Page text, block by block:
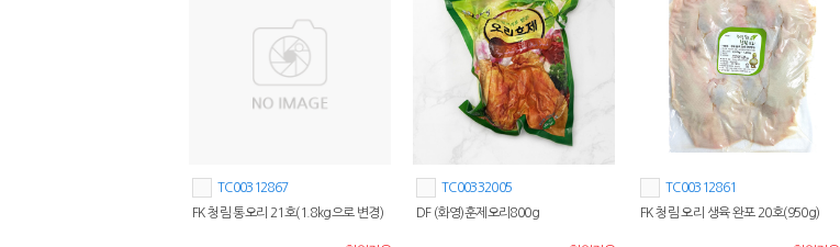
TC00312867
FK 청림 통오리 21호(1.8kg으로 변경)
TC00332005
DF (화영)훈제오리800g
TC00312861
FK 청림 오리 생육 완포 20호(950g)